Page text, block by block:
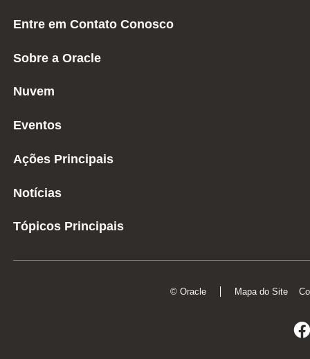
Entre em Contato Conosco
Sobre a Oracle
Nuvem
Eventos
Ações Principais
Notícias
Tópicos Principais
© Oracle Mapa do Site